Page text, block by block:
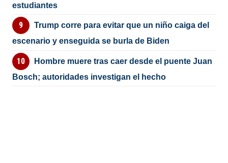
estudiantes
Trump corre para evitar que un niño caiga del
escenario y enseguida se burla de Biden
Hombre muere tras caer desde el puente Juan
Bosch; autoridades investigan el hecho